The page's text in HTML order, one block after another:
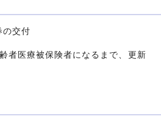
の交付
者医療被保険者になるまで、更新